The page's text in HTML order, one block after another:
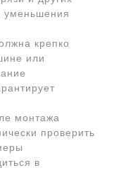
уменьшения
крепко
или
монтажа
проверить
в